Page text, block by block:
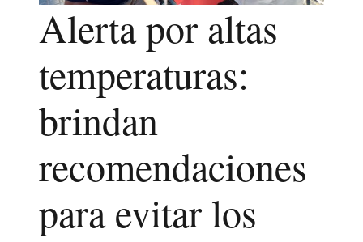
Alerta por altas
temperaturas:
brindan
recomendaciones
para evitar los